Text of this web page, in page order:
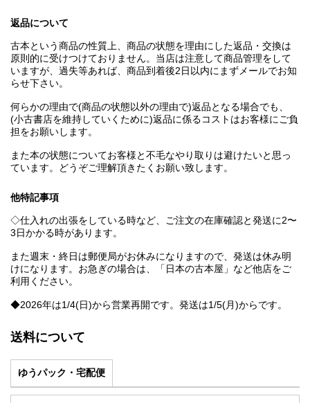
返品について
古本という商品の性質上、商品の状態を理由にした返品・交換は
原則的に受けつけておりません。当店は注意して商品管理をして
いますが、過失等あれば、商品到着後2日以内にまずメールでお知
らせ下さい。
何らかの理由で(商品の状態以外の理由で)返品となる場合でも、
(小古書店を維持していくために)返品に係るコストはお客様にご負
担をお願いします。
また本の状態についてお客様と不毛なやり取りは避けたいと思っ
ています。どうぞご理解頂きたくお願い致します。
他特記事項
◇仕入れの出張をしている時など、ご注文の在庫確認と発送に2〜
3日かかる時があります。
また週末・終日は郵便局がお休みになりますので、発送は休み明
けになります。お急ぎの場合は、「日本の古本屋」など他店をご
利用ください。
◆2026年は1/4(日)から営業再開です。発送は1/5(月)からです。
送料について
ゆうパック・宅配便